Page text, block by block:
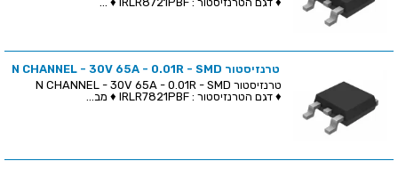
טרנזיסטור N CHANNEL - 30V 65A - 0.01R - SMD
♦ דגם הטרנזיסטור : IRLR7821PBF ♦ מב...